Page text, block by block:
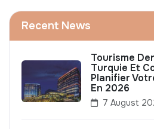
Recent News
Tourisme
Turquie Et
Planifier
En 2026
7 August